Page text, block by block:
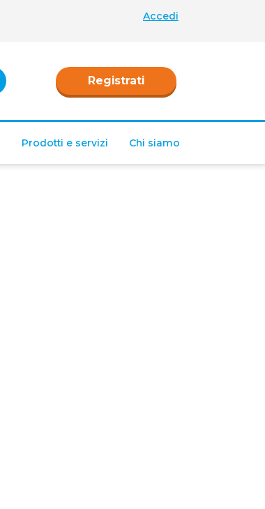
Accedi
Registrati
Prodotti e servizi Chi siamo